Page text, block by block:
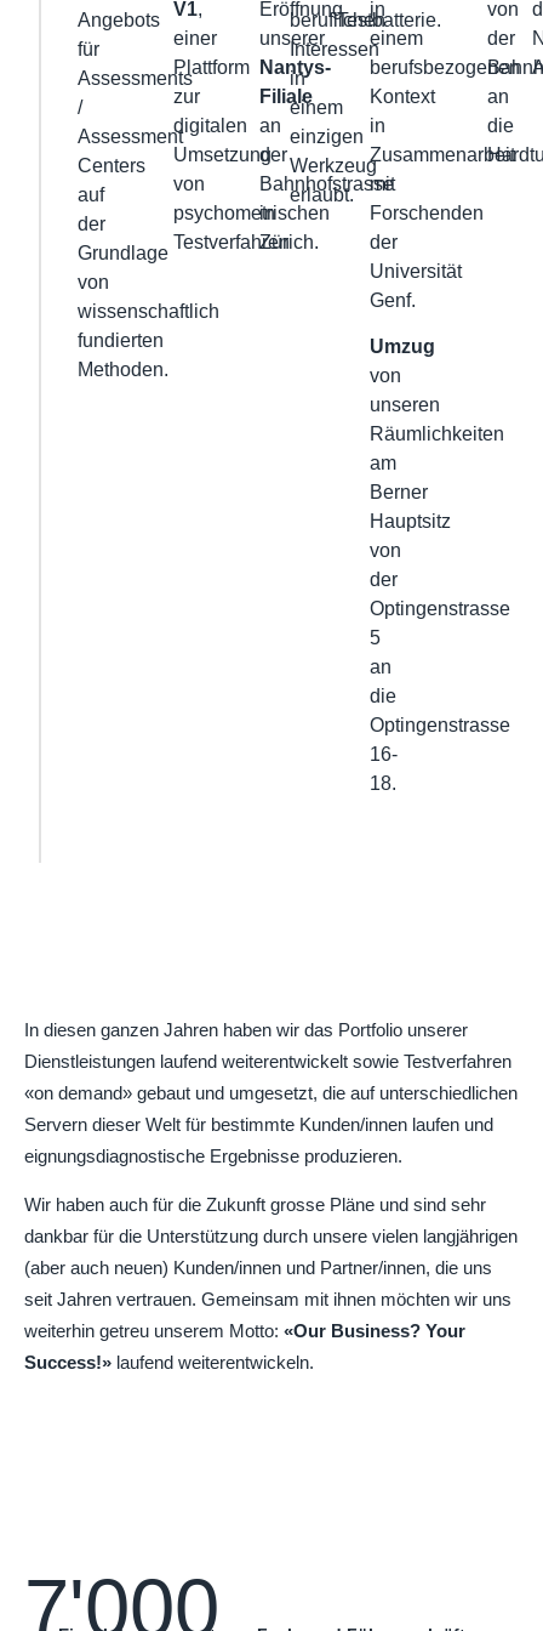
Angebots
für
Assessments
/
Assessment
Centers
auf
der
Grundlage
von
wissenschaftlich
fundierten
Methoden.
V1,
einer
Plattform
zur
digitalen
Umsetzung
von
psychometrischen
Testverfahren
Eröffnung
unserer
Nantys-
Filiale
an
der
Bahnhofstrasse
in
Zürich.
beruflichen
Interessen
in
einem
einzigen
Werkzeug
erlaubt.
Testbatterie.
in
einem
berufsbezogenen
Kontext
in
Zusammenarbeit
mit
Forschenden
der
Universität
Genf.
Umzug
von
unseren
Räumlichkeiten
am
Berner
Hauptsitz
von
der
Optingenstrasse
5
an
die
Optingenstrasse
16-
18.
von
der
an
die
In diesen ganzen Jahren haben wir das Portfolio unserer
Dienstleistungen laufend weiterentwickelt sowie Testverfahren
«on demand» gebaut und umgesetzt, die auf unterschiedlichen
Servern dieser Welt für bestimmte Kunden/innen laufen und
eignungsdiagnostische Ergebnisse produzieren.
Wir haben auch für die Zukunft grosse Pläne und sind sehr
dankbar für die Unterstützung durch unsere vielen langjährigen
(aber auch neuen) Kunden/innen und Partner/innen, die uns
seit Jahren vertrauen. Gemeinsam mit ihnen möchten wir uns
weiterhin getreu unserem Motto: «Our Business? Your
Success!» laufend weiterentwickeln.
7'000